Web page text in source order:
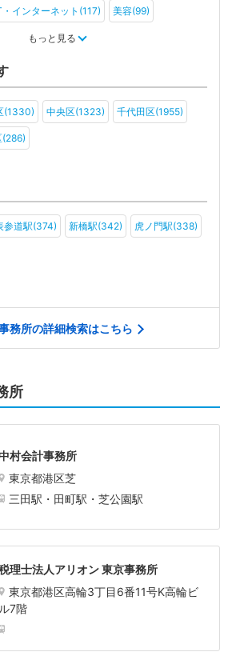
・インターネット(117) 美容(99)
造(107) 教育(88)
アミューズメント・レジャー(75)
祉法人(44) 医療法人(64) ＮＰＯ法人(46)
社団法人(63) その他(56)
もっと見る
(1330) 中央区(1323) 千代田区(1955)
(286)
参道駅(374) 新橋駅(342) 虎ノ門駅(338)
務所の詳細検索はこちら
所
村会計事務所
東京都港区芝
三田駅・田町駅・芝公園駅
理士法人アリオン 東京事務所
東京都港区高輪3丁目6番11号K高輪ビ
ル7階